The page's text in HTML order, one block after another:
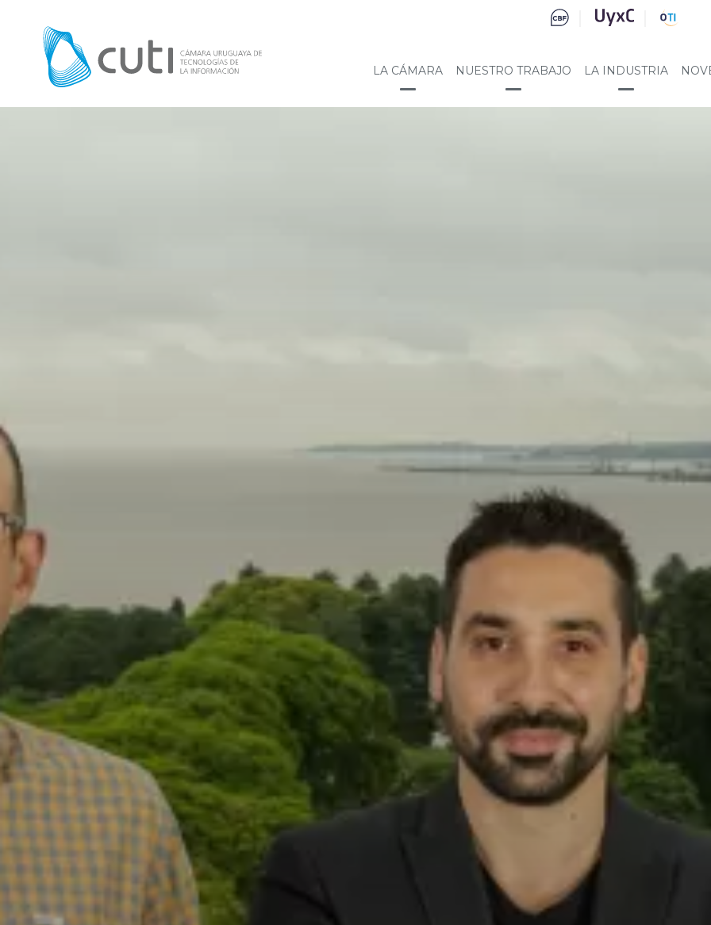
LA CÁMARA NUESTRO TRABAJO LA INDUSTRIA